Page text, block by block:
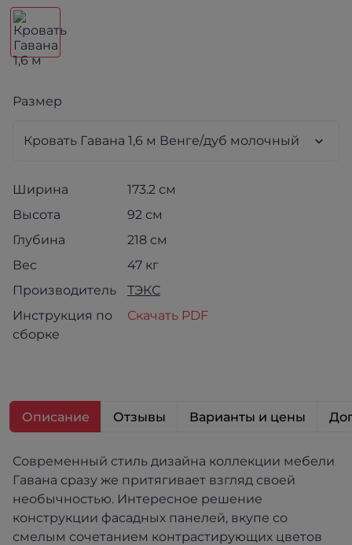
Размер
Ширина
173.2 см
Высота
92 см
Глубина
218 см
Вес
47 кг
Производитель
ТЭКС
Инструкция по
сборке
Скачать PDF
Описание Отзывы Варианты и цены
Современный стиль дизайна коллекции мебели
Гавана сразу же притягивает взгляд своей
необычностью. Интересное решение
конструкции фасадных панелей, вкупе со
смелым сочетанием контрастирующих цветов